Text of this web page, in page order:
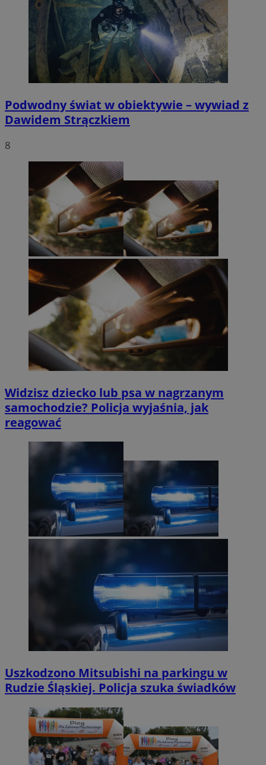
Podwodny świat w obiektywie – wywiad z
Dawidem Strączkiem
8
Widzisz dziecko lub psa w nagrzanym
samochodzie? Policja wyjaśnia, jak
reagować
Uszkodzono Mitsubishi na parkingu w
Rudzie Śląskiej. Policja szuka świadków